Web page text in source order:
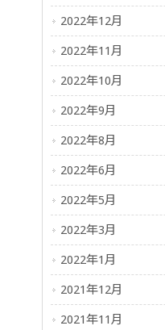
2022年12月
2022年11月
2022年10月
2022年9月
2022年8月
2022年6月
2022年5月
2022年3月
2022年1月
2021年12月
2021年11月